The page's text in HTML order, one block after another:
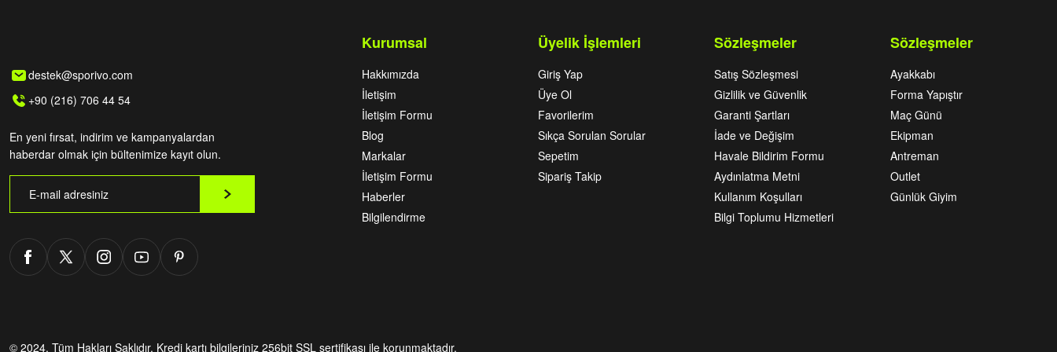
destek@sporivo.com
+90 (216) 706 44 54
En yeni fırsat, indirim ve kampanyalardan
haberdar olmak için bültenimize kayıt olun.
Kurumsal
Hakkımızda
İletişim
İletişim Formu
Blog
Markalar
İletişim Formu
Haberler
Bilgilendirme
Üyelik İşlemleri
Giriş Yap
Üye Ol
Favorilerim
Sıkça Sorulan Sorular
Sepetim
Sipariş Takip
Sözleşmeler
Satış Sözleşmesi
Gizlilik ve Güvenlik
Garanti Şartları
İade ve Değişim
Havale Bildirim Formu
Aydınlatma Metni
Kullanım Koşulları
Bilgi Toplumu Hizmetleri
Sözleşmeler
Ayakkabı
Forma Yapıştır
Maç Günü
Ekipman
Antreman
Outlet
Günlük Giyim
© 2024. Tüm Hakları Saklıdır. Kredi kartı bilgileriniz 256bit SSL sertifikası ile korunmaktadır.